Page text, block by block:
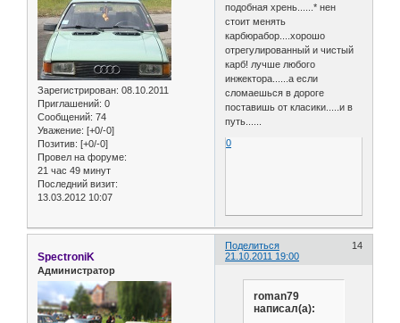
Зарегистрирован: 08.10.2011
Приглашений: 0
Сообщений: 74
Уважение: [+0/-0]
Позитив: [+0/-0]
Провел на форуме:
21 час 49 минут
Последний визит:
13.03.2012 10:07
подобная хрень......* нен
стоит менять
карбюрабор....хорошо
отрегулированный и чистый
карб! лучше любого
инжектора......а если
сломаешься в дороге
поставишь от класики.....и в
путь......
0
Поделиться
14
21.10.2011 19:00
SpectroniK
Администратор
roman79
написал(а):